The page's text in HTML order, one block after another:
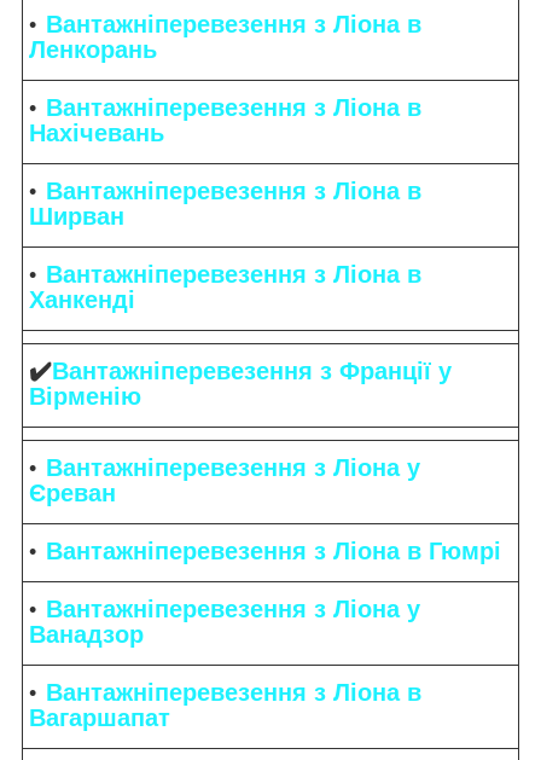
Вантажніперевезення з Ліона в
Ленкорань
Вантажніперевезення з Ліона в
Нахічевань
Вантажніперевезення з Ліона в
Ширван
Вантажніперевезення з Ліона в
Ханкенді
✔️Вантажніперевезення з Франції у
Вірменію
Вантажніперевезення з Ліона у
Єреван
Вантажніперевезення з Ліона в Гюмрі
Вантажніперевезення з Ліона у
Ванадзор
Вантажніперевезення з Ліона в
Вагаршапат